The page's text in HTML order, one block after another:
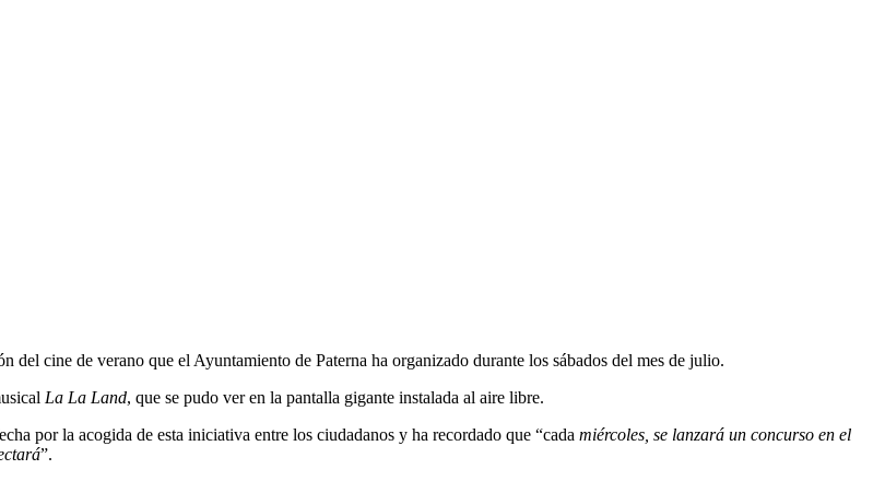
del cine de verano que el Ayuntamiento de Paterna ha organizado durante los sábados del mes de julio.
La La Land, que se pudo ver en la pantalla gigante instalada al aire libre.
por la acogida de esta iniciativa entre los ciudadanos y ha recordado que “cada miércoles, se lanzará un concurso en el
”.